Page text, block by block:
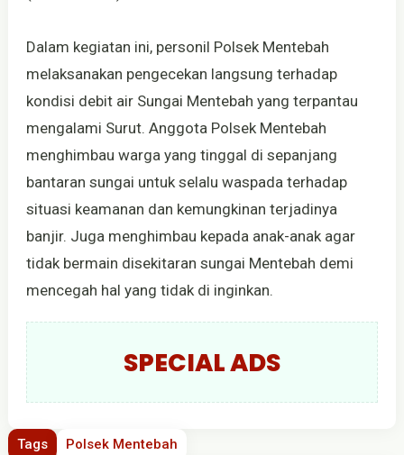
Dalam kegiatan ini, personil Polsek Mentebah
melaksanakan pengecekan langsung terhadap
kondisi debit air Sungai Mentebah yang terpantau
mengalami Surut. Anggota Polsek Mentebah
menghimbau warga yang tinggal di sepanjang
bantaran sungai untuk selalu waspada terhadap
situasi keamanan dan kemungkinan terjadinya
banjir. Juga menghimbau kepada anak-anak agar
tidak bermain disekitaran sungai Mentebah demi
mencegah hal yang tidak di inginkan.
SPECIAL ADS
Tags Polsek Mentebah